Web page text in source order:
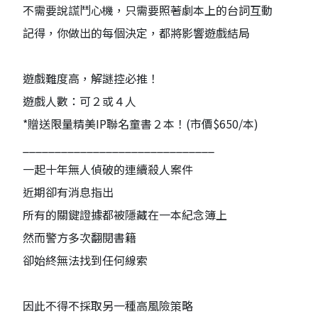
不需要說謊鬥心機，只需要照著劇本上的台詞互動
記得，你做出的每個決定，都將影響遊戲結局
遊戲難度高，解謎控必推！
遊戲人數：可２或４人
*贈送限量精美IP聯名童書２本！(市價$650/本)
一起十年無人偵破的連續殺人案件
近期卻有消息指出
所有的關鍵證據都被隱藏在一本紀念簿上
然而警方多次翻閱書籍
卻始終無法找到任何線索
因此不得不採取另一種高風險策略